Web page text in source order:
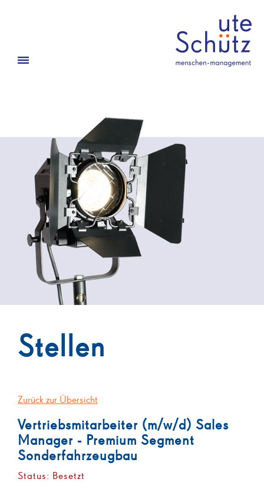
Stellen
Zurück zur Übersicht
Vertriebsmitarbeiter (m/w/d) Sales
Manager - Premium Segment
Sonderfahrzeugbau
Status: Besetzt